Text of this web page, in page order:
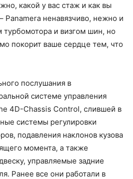
какой у вас стаж и как вы
Panamera ненавязчиво, нежно и
турбомотора и визгом шин, но
покорит ваше сердце тем, что
послушания в
системе управления
4D-Chassis Control, слившей в
системы регулировки
подавления наклонов кузова
момента, а также
управляемые задние
Ранее все они работали в